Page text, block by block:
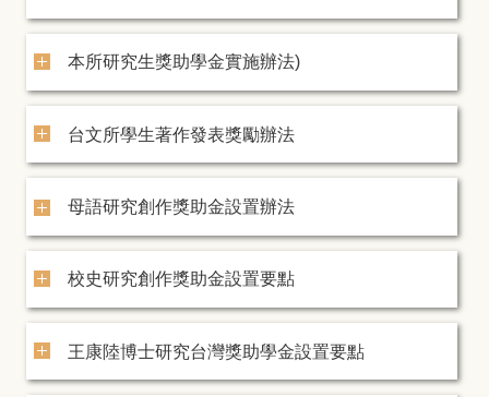
本所研究生獎助學金實施辦法)
台文所學生著作發表獎勵辦法
母語研究創作獎助金設置辦法
校史研究創作獎助金設置要點
王康陸博士研究台灣獎助學金設置要點